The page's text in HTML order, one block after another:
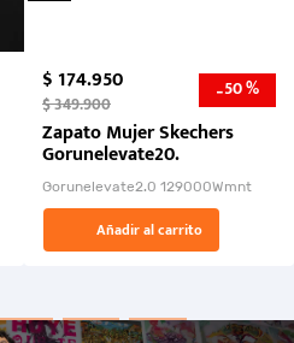
$174.950
$349.900 -50 %
Zapato Mujer Skechers
Gorunelevate20.
Gorunelevate2.0 129000Wmnt
Añadir al carrito